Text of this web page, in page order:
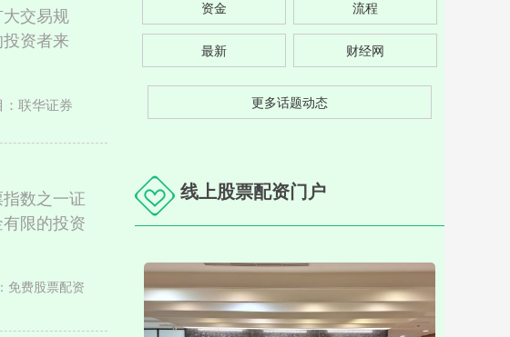
交易规
资者来
：联华证券
数之一证
限的投资
免费股票配资
资金 流程
最新 财经网
更多话题动态
线上股票配资门户